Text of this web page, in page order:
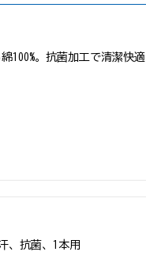
100%。抗菌加工で清潔快適
、抗菌、1本用